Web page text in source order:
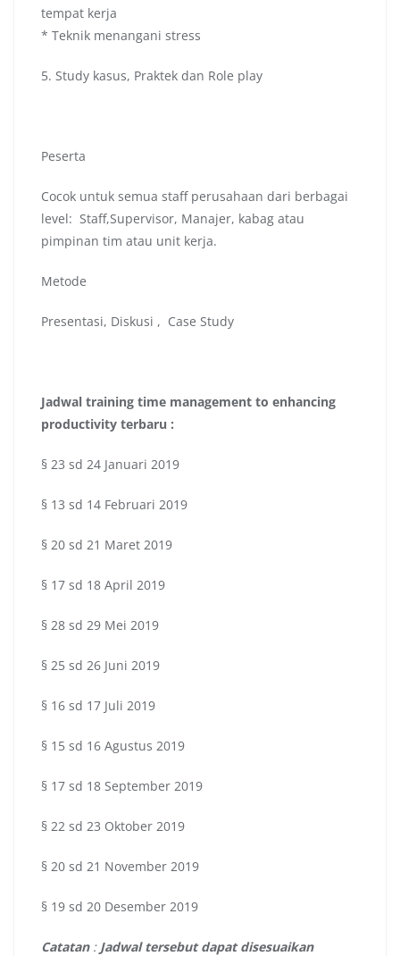
tempat kerja
* Teknik menangani stress
5. Study kasus, Praktek dan Role play
Peserta
Cocok untuk semua staff perusahaan dari berbagai
level: Staff,Supervisor, Manajer, kabag atau
pimpinan tim atau unit kerja.
Metode
Presentasi, Diskusi , Case Study
Jadwal training time management to enhancing
productivity terbaru :
§ 23 sd 24 Januari 2019
§ 13 sd 14 Februari 2019
§ 20 sd 21 Maret 2019
§ 17 sd 18 April 2019
§ 28 sd 29 Mei 2019
§ 25 sd 26 Juni 2019
§ 16 sd 17 Juli 2019
§ 15 sd 16 Agustus 2019
§ 17 sd 18 September 2019
§ 22 sd 23 Oktober 2019
§ 20 sd 21 November 2019
§ 19 sd 20 Desember 2019
Catatan : Jadwal tersebut dapat disesuaikan